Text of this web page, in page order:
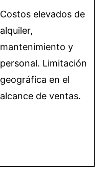
Costos elevados de
alquiler,
mantenimiento y
personal. Limitación
geográfica en el
alcance de ventas.